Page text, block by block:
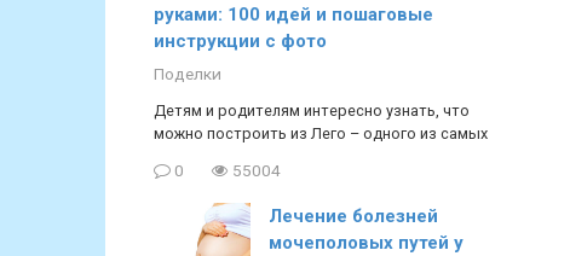
руками: 100 идей и пошаговые
инструкции с фото
Поделки
Детям и родителям интересно узнать, что
можно построить из Лего – одного из самых
0 55004
Лечение болезней
мочеполовых путей у